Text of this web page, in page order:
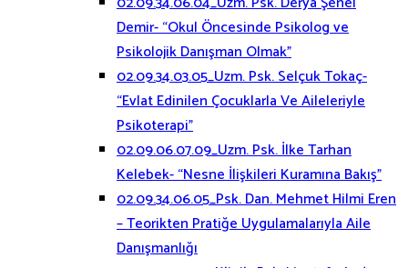
Demir- “Okul Öncesinde Psikolog ve
Psikolojik Danışman Olmak”
02.09.34.03.05_Uzm. Psk. Selçuk Tokaç-
“Evlat Edinilen Çocuklarla Ve Aileleriyle
Psikoterapi”
02.09.06.07.09_Uzm. Psk. İlke Tarhan
Kelebek- “Nesne İlişkileri Kuramına Bakış”
02.09.34.06.05_Psk. Dan. Mehmet Hilmi Eren
– Teorikten Pratiğe Uygulamalarıyla Aile
Danışmanlığı